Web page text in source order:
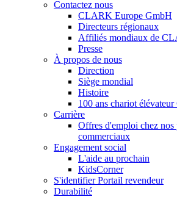
Contactez nous
CLARK Europe GmbH
Directeurs régionaux
Affiliés mondiaux de
Presse
À propos de nous
Direction
Siège mondial
Histoire
100 ans chariot
Carrière
Offres d'emploi chez nos
commerciaux
Engagement social
L'aide au prochain
KidsCorner
S'identifier Portail revendeur
Durabilité